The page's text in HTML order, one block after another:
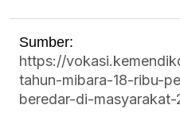
Sumber:
https://
tahun-mibara-18-ribu-
beredar-di-masyarakat-